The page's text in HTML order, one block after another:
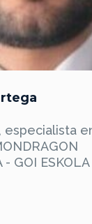
especialista
- GOI ESKOLA